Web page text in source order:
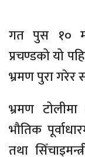
गत पुस १० मा
प्रचण्डको यो
भ्रमण पुरा गरेर
भ्रमण
भौतिक
तथा